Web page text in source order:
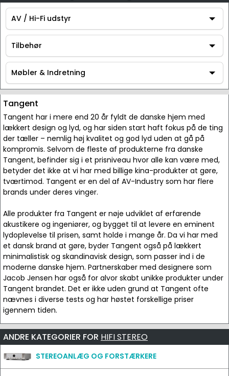
AV / Hi-Fi udstyr
AV / Hi-Fi udstyr
Tilbehør
Tilbehør
Møbler & Indretning
Møbler & Indretning
Tangent
Tangent har i mere end 20 år fyldt de danske hjem med
lækkert design og lyd, og har siden start haft fokus på de ting
der tæller – nemlig høj kvalitet og god lyd uden at gå på
kompromis. Selvom de fleste af produkterne fra danske
Tangent, befinder sig i et prisniveau hvor alle kan være med,
betyder det ikke at vi har med billige kina-produkter at gøre,
tværtimod. Tangent er en del af AV-Industry som har flere
brands under deres vinger.
Alle produkter fra Tangent er nøje udviklet af erfarende
akustikere og ingeniører, og bygget til at levere en eminent
lydoplevelse til prisen, samt holde i mange år. Da vi har med
et dansk brand at gøre, byder Tangent også på lækkert
minimalistisk og skandinavisk design, som passer ind i de
moderne danske hjem. Partnerskaber med designere som
Jacob Jensen har også for alvor skabt unikke produkter under
Tangent brandet. Det er ikke uden grund at Tangent ofte
nævnes i diverse tests og har høstet forskellige priser
igennem tiden.
ANDRE KATEGORIER FOR HIFI STEREO
STEREOANLÆG OG FORSTÆRKERE